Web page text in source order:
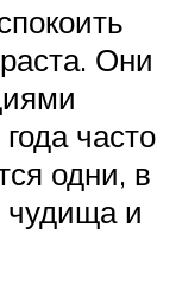
Они
часто
одни, в
чудища и